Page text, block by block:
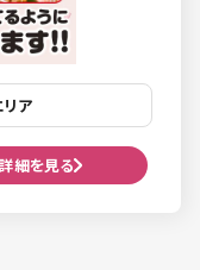
リア
詳細を見る